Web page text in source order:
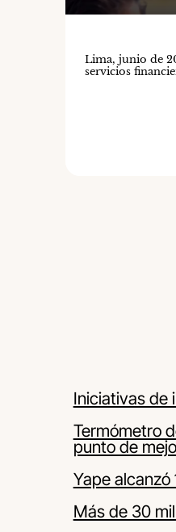
Lima, junio de
servicios
Iniciativas de
Termómetro
punto de
Yape
Más de 30